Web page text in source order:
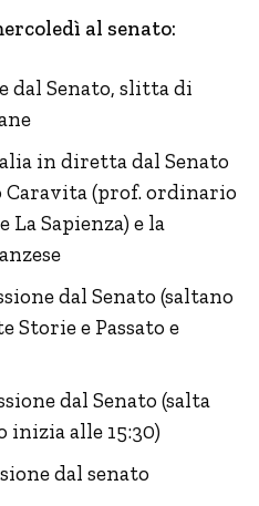
al senato:
dal Senato, slitta di
in diretta dal Senato
(prof. ordinario
Sapienza) e la
dal Senato (saltano
Storie e Passato e
dal Senato (salta
inizia alle 15:30)
dal senato